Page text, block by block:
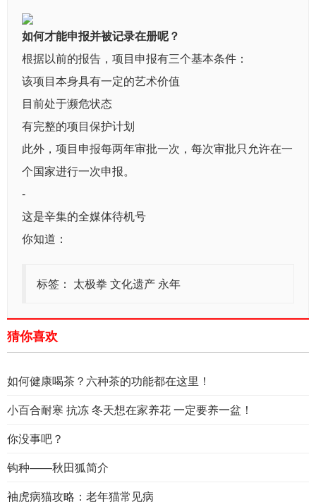
如何才能申报并被记录在册呢？
根据以前的报告，项目申报有三个基本条件：
该项目本身具有一定的艺术价值
目前处于濒危状态
有完整的项目保护计划
此外，项目申报每两年审批一次，每次审批只允许在一
个国家进行一次申报。
-
这是辛集的全媒体待机号
你知道：
标签： 太极拳 文化遗产 永年
猜你喜欢
如何健康喝茶？六种茶的功能都在这里！
小百合耐寒 抗冻 冬天想在家养花 一定要养一盆！
你没事吧？
钩种——秋田狐简介
袖虎病猫攻略：老年猫常见病